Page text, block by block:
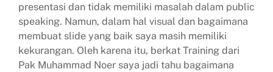
presentasi dan tidak memiliki masalah dalam public
speaking. Namun, dalam hal visual dan bagaimana
membuat slide yang baik saya masih memiliki
kekurangan. Oleh karena itu, berkat Training dari
Pak Muhammad Noer saya jadi tahu bagaimana